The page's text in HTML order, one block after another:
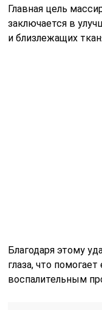
Главная цель
заключается в
и близлежащих
Благодаря этому
глаза, что
воспалительным